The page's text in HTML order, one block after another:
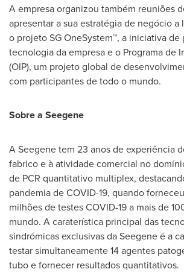
A empresa organizou também reuniões
apresentar a sua estratégia de negócio
o projeto SG OneSystem™, a iniciativa de
tecnologia da empresa e o Programa de
(OIP), um projeto global de
com participantes de todo o mundo.
Sobre a Seegene
A Seegene tem 23 anos de experiência
fabrico e à atividade comercial no
de PCR quantitativo multiplex,
pandemia de COVID-19, quando
milhões de testes COVID-19 a mais de
mundo. A caraterística principal das
sindrómicas exclusivas da Seegene é a
testar simultaneamente 14 agentes
tubo e fornecer resultados quantitativos.